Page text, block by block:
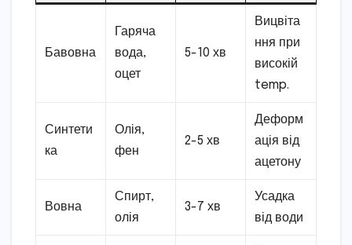
Бавовна
Гаряча
вода,
оцет
5-10 хв
Вицвіта
ння при
високій
temp.
Синтети
ка
Олія,
фен
2-5 хв
Деформ
ація від
ацетону
Вовна
Спирт,
олія
3-7 хв
Усадка
від води